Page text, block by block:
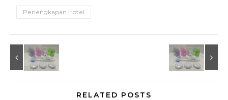
Perlengkapan Hotel
RELATED POSTS